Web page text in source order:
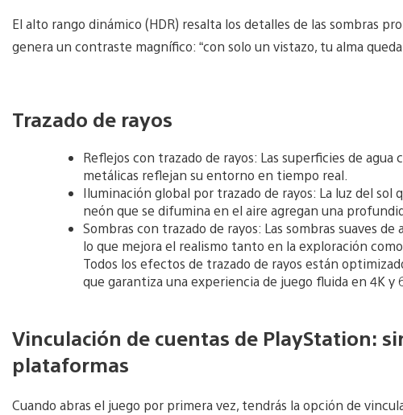
El alto rango dinámico (HDR) resalta los detalles de las sombras
genera un contraste magnífico: “con solo un vistazo, tu alma
Trazado de rayos
Reflejos con trazado de rayos: Las superficies de agua
metálicas reflejan su entorno en tiempo real.
Iluminación global por trazado de rayos: La luz del
neón que se difumina en el aire agregan una
Sombras con trazado de rayos: Las sombras suaves
lo que mejora el realismo tanto en la exploración
Todos los efectos de trazado de rayos están
que garantiza una experiencia de juego fluida en 4K y
Vinculación de cuentas de PlayStation:
plataformas
Cuando abras el juego por primera vez, tendrás la opción de